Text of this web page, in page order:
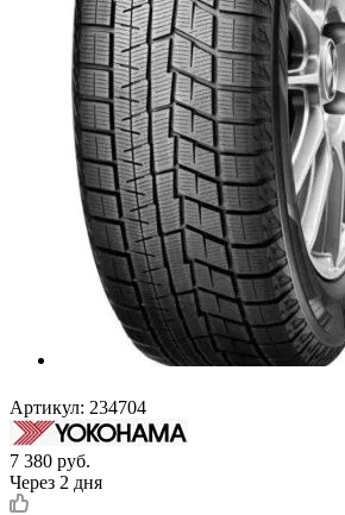
Артикул: 234704
7 380 руб.
Через 2 дня